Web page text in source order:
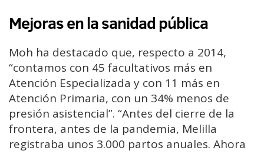
Mejoras en la sanidad pública
Moh ha destacado que, respecto a 2014,
“contamos con 45 facultativos más en
Atención Especializada y con 11 más en
Atención Primaria, con un 34% menos de
presión asistencial”. “Antes del cierre de la
frontera, antes de la pandemia, Melilla
registraba unos 3.000 partos anuales. Ahora